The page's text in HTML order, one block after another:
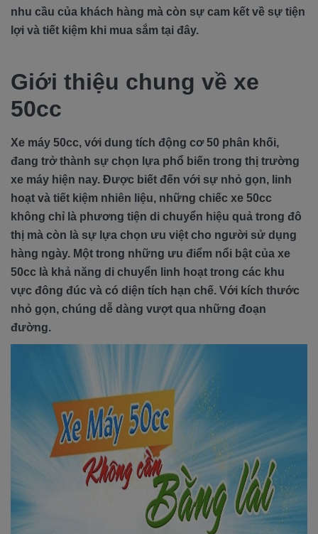
nhu cầu của khách hàng mà còn sự cam kết về sự tiện
lợi và tiết kiệm khi mua sắm tại đây.
Giới thiệu chung về xe
50cc
Xe máy 50cc, với dung tích động cơ 50 phân khối,
đang trở thành sự chọn lựa phổ biến trong thị trường
xe máy hiện nay. Được biết đến với sự nhỏ gọn, linh
hoạt và tiết kiệm nhiên liệu, những chiếc xe 50cc
không chỉ là phương tiện di chuyển hiệu quả trong đô
thị mà còn là sự lựa chọn ưu việt cho người sử dụng
hàng ngày. Một trong những ưu điểm nổi bật của xe
50cc là khả năng di chuyển linh hoạt trong các khu
vực đông đúc và có diện tích hạn chế. Với kích thước
nhỏ gọn, chúng dễ dàng vượt qua những đoạn
đường.